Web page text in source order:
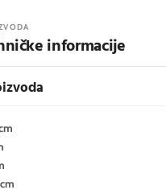
informacije